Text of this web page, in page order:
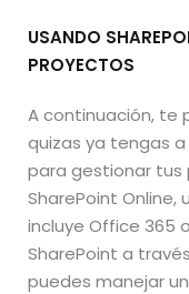
USANDO
PROYECTOS
A continuación, te
quizas ya tengas
para gestionar tus
SharePoint
incluye Office 365
SharePoint a
puedes manejar